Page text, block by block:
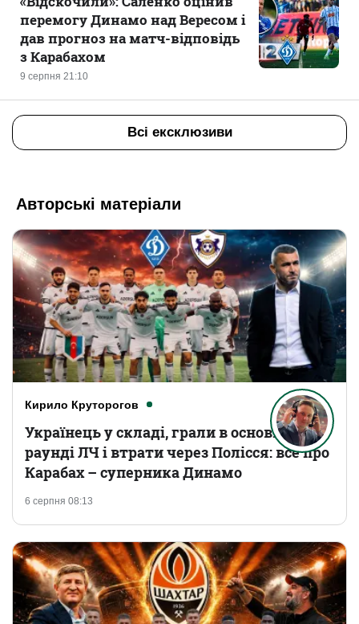
9 серпня 21:10
перемогу Динамо над Вересом і
дав прогноз на матч-відповідь
з Карабахом
Всі ексклюзиви
Авторські матеріали
Кирило Круторогов
6 серпня 08:13
Українець у складі, грали в основному
раунді ЛЧ і втрати через Полісся: все про
Карабах – суперника Динамо